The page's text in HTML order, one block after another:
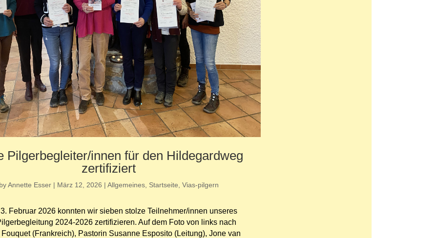
Pilgerbegleiter/innen für den Hildegardweg
zertifiziert
byAnnette Esser| März 12, 2026 | Allgemeines, Startseite Vias-pilgern
Februar 2026 konnten wir sieben stolze Teilnehmer/innen unseres
2024-2026 zertifizieren. Auf dem Foto von links nach
(Frankreich), Pastorin Susanne Esposito (Leitung), Jone van